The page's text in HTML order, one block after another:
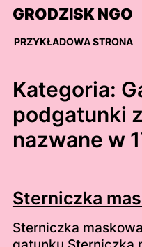
Skip
content
GRODZISK NGO
PRZYKŁADOWA STRONA
Kategoria:
podgatunki
nazwane w
Sterniczka
Sterniczka